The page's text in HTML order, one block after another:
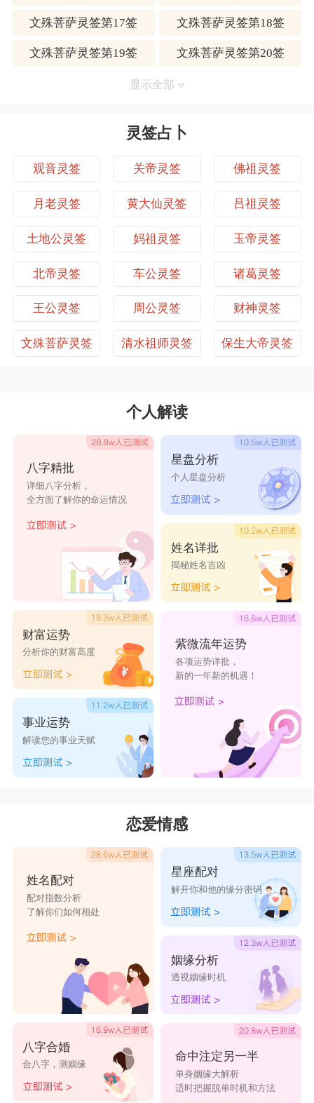
的医疗器械。
病，你每天均需要到面前张嘴将牙龄给我检查！」那虎亦
孙思貌为那虎治好了病。这虎也真重情谊，每天跟在他的
这给孙思貌治病救人的活动带来许多不便。于是孙思貌想
啊！」说着拍拍那虎头「哈…哈…」地笑了。
身后了，病人服了药后，我让他们将药渣倒在村口，你就
那儿等我吧。」
药都将药渣倒在路口，这是为方便神虎寻找药王孙思貌的
注 解
签诗的解释千变万化，皆因问题不同而有不同的解释。以
下详解，仅供参考，也是提示。
签 号
上签
签 诗
风云会虎问荣华，利路名扬信有涯，试问盘中争一掷，欢
呼惊座满盘花。
风云会合 乘时更改 金盘一掷 好音喝釆
交易→成。
六甲→生男。
自身→秋冬大利。
家运→祈福。
寻人→见。
失物→东北。
移徒→
行人→至。
公讼→吉。
诗文解译
在这事情动转之时问运途
功名利禄相信有去处
功名利禄有得发挥
此事有信心、信誉很重要
试问盘中争一掷
此事有风险性
满盘花
结果令人惊呼
意即大有斩获
文殊菩萨灵签第6签解签
本签重点
文殊菩萨灵签第17签 文殊菩萨灵签第18签
文殊菩萨灵签第19签 文殊菩萨灵签第20签
文殊菩萨灵签第21签 文殊菩萨灵签第22签
文殊菩萨灵签第25签 文殊菩萨灵签第26签
文殊菩萨灵签第27签 文殊菩萨灵签第28签
文殊菩萨灵签第29签 文殊菩萨灵签第30签
文殊菩萨灵签第31签 文殊菩萨灵签第32签
文殊菩萨灵签第43签 文殊菩萨灵签第44签
文殊菩萨灵签第45签 文殊菩萨灵签第46签
文殊菩萨灵签第47签 文殊菩萨灵签第48签
文殊菩萨灵签第49签 文殊菩萨灵签第50签
文殊菩萨灵签第51签 文殊菩萨灵签第52签
文殊菩萨灵签第53签 文殊菩萨灵签第54签
文殊菩萨灵签第55签 文殊菩萨灵签第56签
文殊菩萨灵签第57签 文殊菩萨灵签第58签
文殊菩萨灵签第59签 文殊菩萨灵签第60签
文殊菩萨灵签第61签
文殊菩萨灵签第63签 文殊菩萨灵签第64签
文殊菩萨灵签第65签 文殊菩萨灵签第66签
文殊菩萨灵签第67签 文殊菩萨灵签第68签
文殊菩萨灵签第74签
文殊菩萨灵签第75签 文殊菩萨灵签第76签
文殊菩萨灵签第78签
文殊菩萨灵签第79签 文殊菩萨灵签第80签
文殊菩萨灵签第81签 文殊菩萨灵签第82签
文殊菩萨灵签第83签
文殊菩萨灵签第85签 文殊菩萨灵签第86签
文殊菩萨灵签第87签 文殊菩萨灵签第88签
显示全部
灵签占卜
观音灵签 关帝灵签 佛祖灵签
月老灵签 黄大仙灵签 吕祖灵签
土地公灵签 妈祖灵签 玉帝灵签
北帝灵签 车公灵签 诸葛灵签
王公灵签 周公灵签 财神灵签
文殊菩萨灵签 清水祖师灵签 保生大帝灵签
个人解读
八字精批
详细八字分析，
全方面了解你的命运情况
财富运势
分析你的财富高度
事业运势
解读您的事业天赋
星盘分析
个人星盘分析
姓名详批
揭秘姓名吉凶
紫微流年运势
各项运势详批，
新的一年新的机遇！
恋爱情感
姓名配对
配对指数分析
了解你们如何相处
八字合婚
合八字，测姻缘
星座配对
解开你和他的缘分密码
姻缘分析
透视姻缘时机
命中注定另一半
单身姻缘大解析
适时把握脱单时机和方法